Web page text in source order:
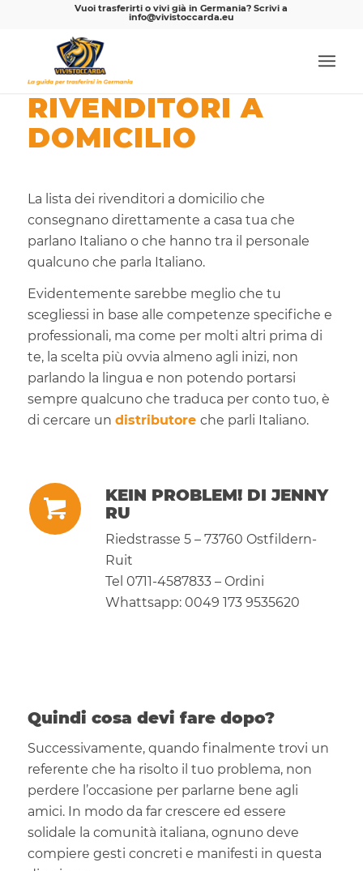
Vuoi trasferirti o vivi già in Germania? Scrivi a
info@vivistoccarda.eu
RIVENDITORI A
DOMICILIO
La lista dei rivenditori a domicilio che
consegnano direttamente a casa tua che
parlano Italiano o che hanno tra il personale
qualcuno che parla Italiano.
Evidentemente sarebbe meglio che tu
scegliessi in base alle competenze specifiche e
professionali, ma come per molti altri prima di
te, la scelta più ovvia almeno agli inizi, non
parlando la lingua e non potendo portarsi
sempre qualcuno che traduca per conto tuo, è
di cercare un distributore che parli Italiano.
KEIN PROBLEM! DI JENNY
RU
Riedstrasse 5 – 73760 Ostfildern-
Ruit
Tel 0711-4587833 – Ordini
Whattsapp: 0049 173 9535620
Quindi cosa devi fare dopo?
Successivamente, quando finalmente trovi un
referente che ha risolto il tuo problema, non
perdere l’occasione per parlarne bene agli
amici. In modo da far crescere ed essere
solidale la comunità italiana, ognuno deve
compiere gesti concreti e manifesti in questa